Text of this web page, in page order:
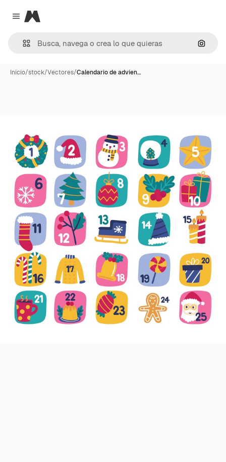
Close menu
Magnific
Inicio/stock/Vectores/Calendario de advien…